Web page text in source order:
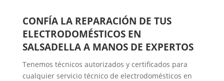
CONFÍA LA REPARACIÓN DE TUS
ELECTRODOMÉSTICOS EN
SALSADELLA A MANOS DE EXPERTOS
Tenemos técnicos autorizados y certificados para
cualquier servicio técnico de electrodomésticos en